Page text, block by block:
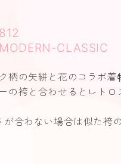
812
MODERN-CLASSIC
柄の矢絣と花のコラボ着
の袴と合わせるとレトロ
が合わない場合は似た袴